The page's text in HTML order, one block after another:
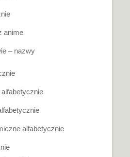
anime
– nazwy
alfabetycznie